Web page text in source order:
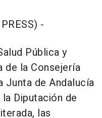
-
Pública y
de la Consejería
Junta de Andalucía
Diputación de
las